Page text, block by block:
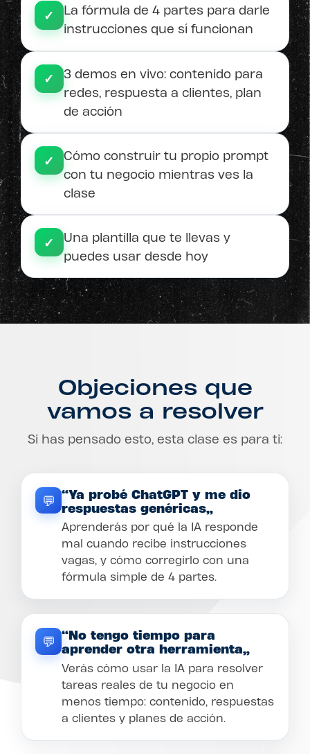
✓
La fórmula de 4 partes para darle
instrucciones que sí funcionan
✓
3 demos en vivo: contenido para
redes, respuesta a clientes, plan
de acción
✓
Cómo construir tu propio prompt
con tu negocio mientras ves la
clase
✓
Una plantilla que te llevas y
puedes usar desde hoy
Objeciones que
vamos a resolver
Si has pensado esto, esta clase es para ti:
💬 “Ya probé ChatGPT y me dio
respuestas genéricas”
Aprenderás por qué la IA responde
mal cuando recibe instrucciones
vagas, y cómo corregirlo con una
fórmula simple de 4 partes.
💬 “No tengo tiempo para
aprender otra herramienta”
Verás cómo usar la IA para resolver
tareas reales de tu negocio en
menos tiempo: contenido, respuestas
a clientes y planes de acción.